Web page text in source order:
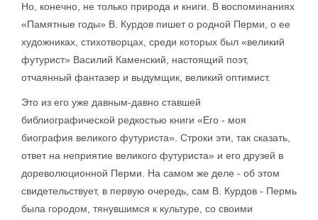
Но, конечно, не только природа и книги. В воспоминаниях
«Памятные годы» В. Курдов пишет о родной Перми, о ее
художниках, стихотворцах, среди которых был «великий
футурист» Василий Каменский, настоящий поэт,
отчаянный фантазер и выдумщик, великий оптимист.
Это из его уже давным-давно ставшей
библиографической редкостью книги «Его - моя
биография великого футуриста». Строки эти, так сказать,
ответ на неприятие великого футуриста» и его друзей в
дореволюционной Перми. На самом же деле - об этом
свидетельствует, в первую очередь, сам В. Курдов - Пермь
была городом, тянувшимся к культуре, со своими